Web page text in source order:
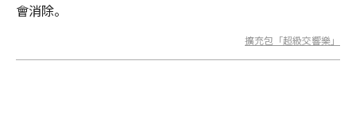
會消除。
擴充包「超級交響樂」